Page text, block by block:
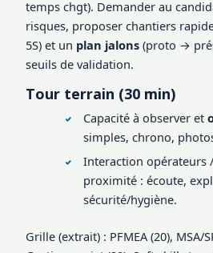
temps chgt). Demander au
risques, proposer chantiers
5S) et un plan jalons (proto →
seuils de validation.
Tour terrain (30 min)
Capacité à observer et
simples, chrono,
Interaction opérateurs
proximité : écoute,
sécurité/hygiène.
Grille (extrait) : PFMEA (20), MSA/